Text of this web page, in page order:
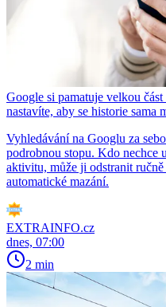
Google si pamatuje velkou
nastavíte, aby se historie sama
Vyhledávání na Googlu za
podrobnou stopu. Kdo nechce
aktivitu, může ji odstranit
automatické mazání.
EXTRAINFO.cz
dnes, 07:00
2 min